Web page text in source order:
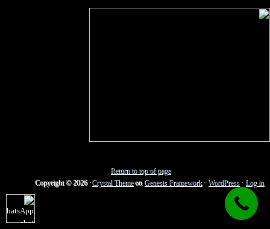
Return to top of page
Copyright © 2026 ·Crystal ThemeonGenesis Framework· WordPress· Log in